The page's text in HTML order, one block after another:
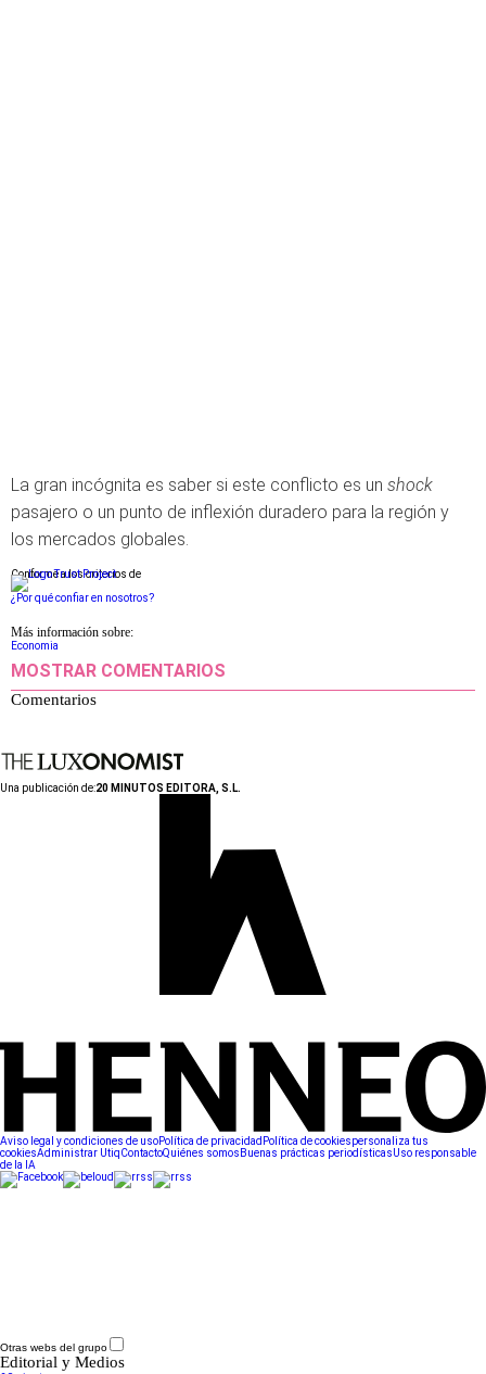
La gran incógnita es saber si este conflicto es un shock
pasajero o un punto de inflexión duradero para la región y
los mercados globales.
Conforme a los criterios de
¿Por qué confiar en nosotros?
Más información sobre:
Economia
MOSTRAR COMENTARIOS
Comentarios
Una publicación de:20 MINUTOS EDITORA, S.L.
Aviso legal y condiciones de usoPolítica de privacidad Política de cookiespersonaliza tus
cookiesAdministrar UtiqContactoQuiénes somos Buenas prácticas periodísticasUso responsable
de la IA
Otras webs del grupo
Editorial y Medios